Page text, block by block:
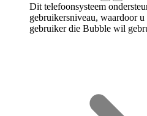
Dit telefoonsysteem
gebruikersniveau, waardoor
gebruiker die Bubble wil